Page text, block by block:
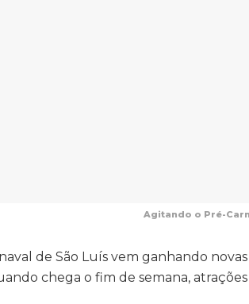
Agitando o Pré-
de São Luís vem ganhando
chega o fim de semana,